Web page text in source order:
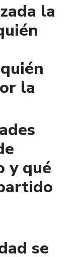
la
la
y qué
se